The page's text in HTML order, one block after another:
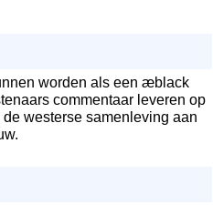
worden als een æblack
commentaar leveren op
westerse samenleving aan